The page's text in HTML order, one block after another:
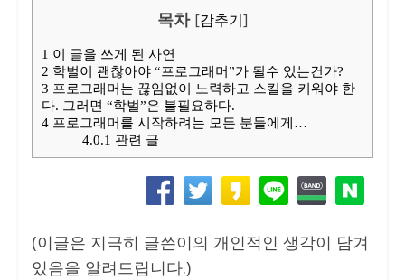
목차 [감추기]
1 이 글을 쓰게 된 사연
2 학벌이 괜찮아야 “프로그래머”가 될수 있는건가?
3 프로그래머는 끊임없이 노력하고 스킬을 키워야 한
다. 그러면 “학벌”은 불필요하다.
4프로그래머를 시작하려는 모든 분들에게…
4.0.1 관련 글
(이글은 지극히 글쓴이의 개인적인 생각이 담겨
있음을 알려드립니다.)